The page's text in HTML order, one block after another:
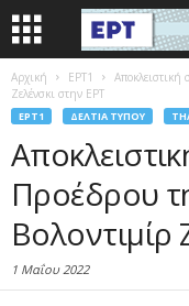
Αρχική EΡΤ1
Αποκλειστική
Ζελένσκι στην ΕΡΤ
EΡΤ1 ΔΕΛΤΊΑ ΤΎΠΟΥ
Προέδρου
Βολοντιμίρ
1 Μαΐου 2022